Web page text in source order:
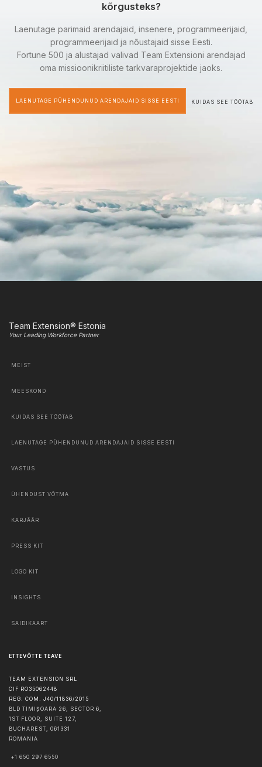
kõrgusteks?
Laenutage parimaid arendajaid, insenere, programmeerijaid,
programmeerijaid ja nõustajaid sisse Eesti.
Fortune 500 ja alustajad valivad Team Extensioni arendajad
oma missioonikriitiliste tarkvaraprojektide jaoks.
LAENUTAGE PÜHENDUNUD ARENDAJAID SISSE EESTI KUIDAS SEE TÖÖTAB
Team Extension® Estonia
Your Leading Workforce Partner
MEIST
MEESKOND
KUIDAS SEE TÖÖTAB
LAENUTAGE PÜHENDUNUD ARENDAJAID SISSE EESTI
VASTUS
ÜHENDUST VÕTMA
KARJÄÄR
PRESS KIT
LOGO KIT
INSIGHTS
SAIDIKAART
ETTEVÕTTE TEAVE
TEAM EXTENSION SRL
CIF RO35062448
REG. COM. J40/11836/2015
BLD TIMIȘOARA 26, SECTOR 6,
1ST FLOOR, SUITE 127,
BUCHAREST, 061331
ROMANIA
+1 650 297 6550